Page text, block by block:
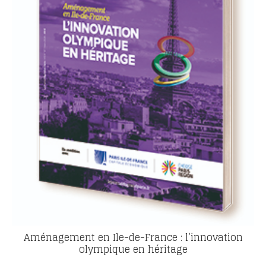
Aménagement en Ile-de-France : l’innovation
olympique en héritage